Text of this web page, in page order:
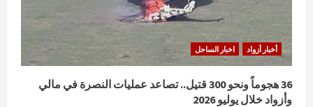
أخبار أزواد اخبار الساحل
36 هجوماً ونحو 300 قتيل.. تصاعد عمليات النصرة في مالي
وأزواد خلال يوليو 2026